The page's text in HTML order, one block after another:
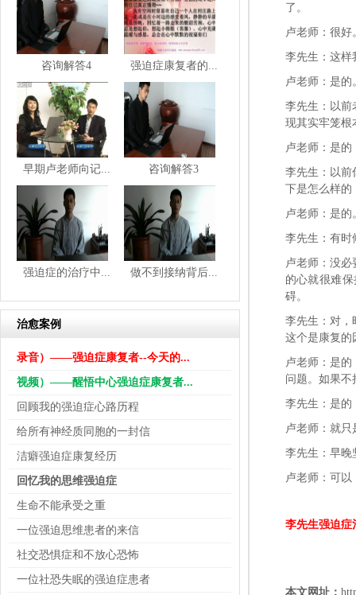
咨询解答4 强迫症康复者的...
早期卢老师向记... 咨询解答3
强迫症的治疗中... 做不到接纳背后...
治愈案例
录音）——强迫症康复者--今天的...
视频）——醒悟中心强迫症康复者...
回顾我的强迫症心路历程
给所有神经质同胞的一封信
洁癖强迫症康复经历
回忆我的思维强迫症
生命不能承受之重
一位强迫思维患者的来信
社交恐惧症和不放心恐怖
一位社恐失眠的强迫症患者
了。
卢老师：很好
李先生：这样
卢老师：是的
李先生：以
现其实牢笼根
卢老师：是
李先生：以
下是怎么样的
卢老师：是的
李先生：有时
卢老师：没
的心就很难
碍。
李先生：对
这个是康复的
卢老师：是
问题。如果不
李先生：是的
卢老师：就
李先生：早晚
卢老师：可
李先生强迫症
本文网址：